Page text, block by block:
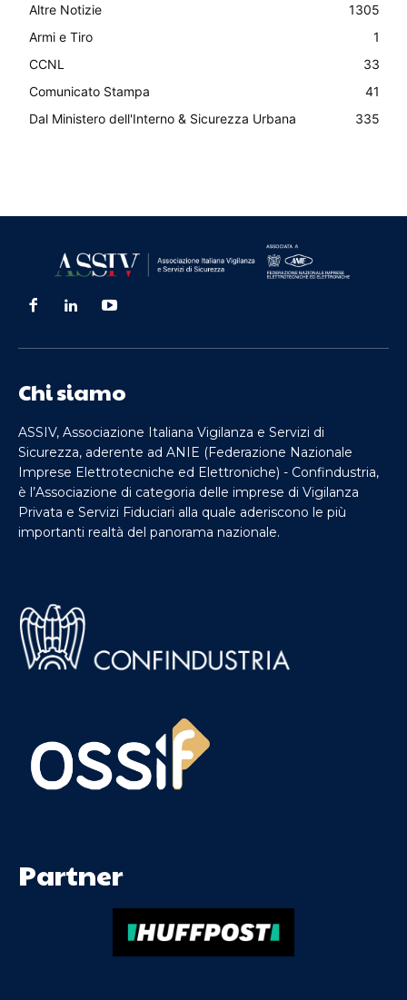
Altre Notizie
1305
Armi e Tiro
1
CCNL
33
Comunicato Stampa
41
Dal Ministero dell'Interno & Sicurezza Urbana
335
Chi siamo
ASSIV, Associazione Italiana Vigilanza e Servizi di
Sicurezza, aderente ad ANIE (Federazione Nazionale
Imprese Elettrotecniche ed Elettroniche) - Confindustria,
è l’Associazione di categoria delle imprese di Vigilanza
Privata e Servizi Fiduciari alla quale aderiscono le più
importanti realtà del panorama nazionale.
Partner